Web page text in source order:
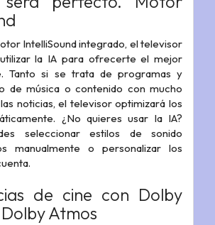
IntelliSound integrado, el televisor
la IA para ofrecerte el mejor
Tanto si se trata de programas y
de música o contenido con mucho
noticias, el televisor optimizará los
¿No quieres usar la IA?
seleccionar estilos de sonido
manualmente o personalizar los
de cine con Dolby
Atmos